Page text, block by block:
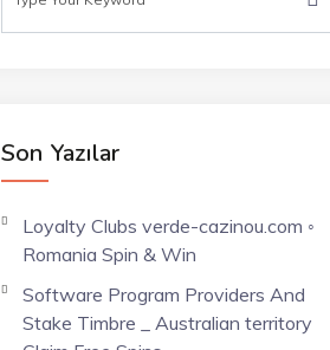
Son Yazılar
Loyalty Clubs verde-cazinou.com ◦
Romania Spin & Win
Software Program Providers And
Stake Timbre _ Australian territory